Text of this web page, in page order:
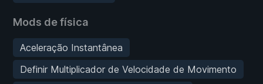
Mods de física
Aceleração Instantânea
Definir Multiplicador de Velocidade de Movimento